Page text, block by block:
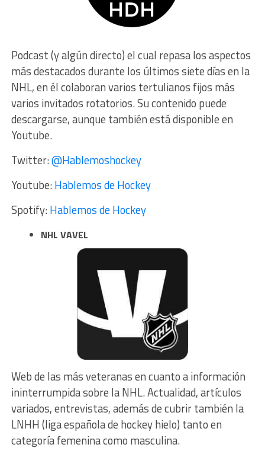
Podcast (y algún directo) el cual repasa los aspectos
más destacados durante los últimos siete días en la
NHL, en él colaboran varios tertulianos fijos más
varios invitados rotatorios. Su contenido puede
descargarse, aunque también está disponible en
Youtube.
Twitter:@Hablemoshockey
Youtube:Hablemos de Hockey
Spotify:Hablemos de Hockey
NHL VAVEL
Web de las más veteranas en cuanto a información
ininterrumpida sobre la NHL. Actualidad, artículos
variados, entrevistas, además de cubrir también la
LNHH (liga española de hockey hielo) tanto en
categoría femenina como masculina.